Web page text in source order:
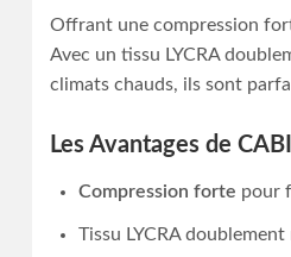
Offrant une compression
Avec un tissu LYCRA
climats chauds, ils sont
Les Avantages de
Compression forte pour
Tissu LYCRA